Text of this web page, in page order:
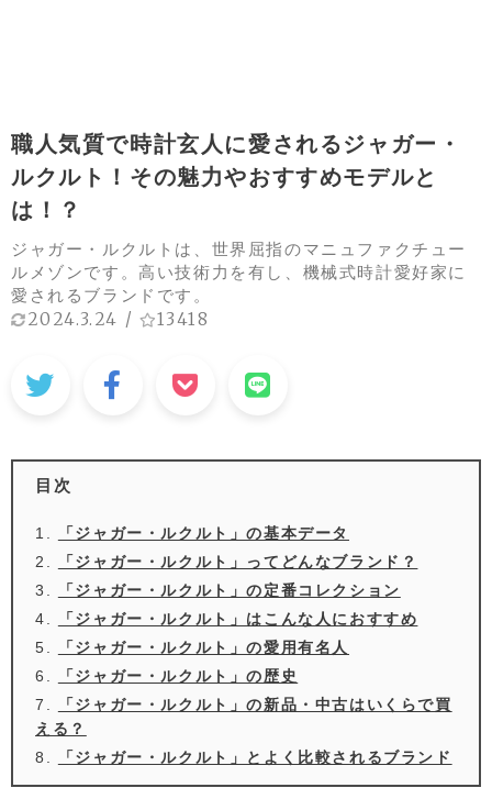
職人気質で時計玄人に愛されるジャガー・
ルクルト！その魅力やおすすめモデルと
は！？
ジャガー・ルクルトは、世界屈指のマニュファクチュー
ルメゾンです。高い技術力を有し、機械式時計愛好家に
愛されるブランドです。
2024.3.24 / 13418
目次
「ジャガー・ルクルト」の基本データ
「ジャガー・ルクルト」ってどんなブランド？
「ジャガー・ルクルト」の定番コレクション
「ジャガー・ルクルト」はこんな人におすすめ
「ジャガー・ルクルト」の愛用有名人
「ジャガー・ルクルト」の歴史
「ジャガー・ルクルト」の新品・中古はいくらで買
える？
「ジャガー・ルクルト」とよく比較されるブランド